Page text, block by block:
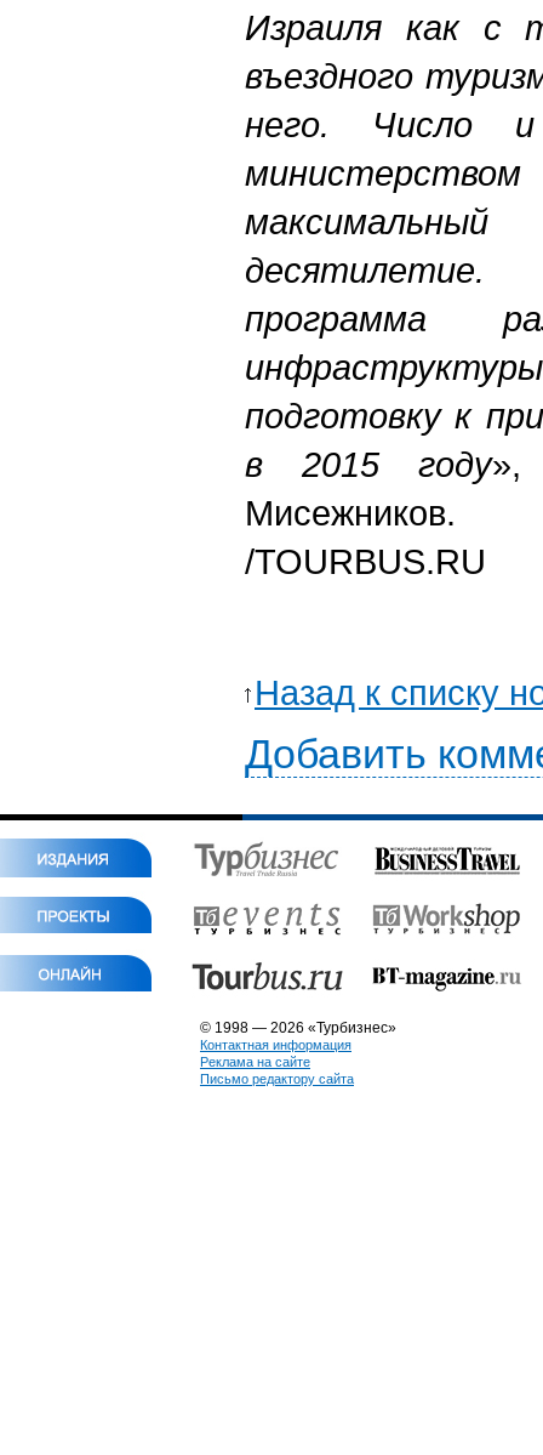
Израиля как с
въездного
него. Число и
программа
подготовку к
в 2015 году»,
Мисежников.
/TOURBUS.RU
Назад к списку
Добавить
© 1998 — 2026 «Турбизнес»
Контактная информация
Реклама на сайте
Письмо редактору сайта